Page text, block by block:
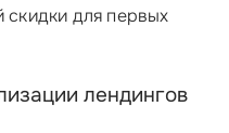
для первых
лендингов